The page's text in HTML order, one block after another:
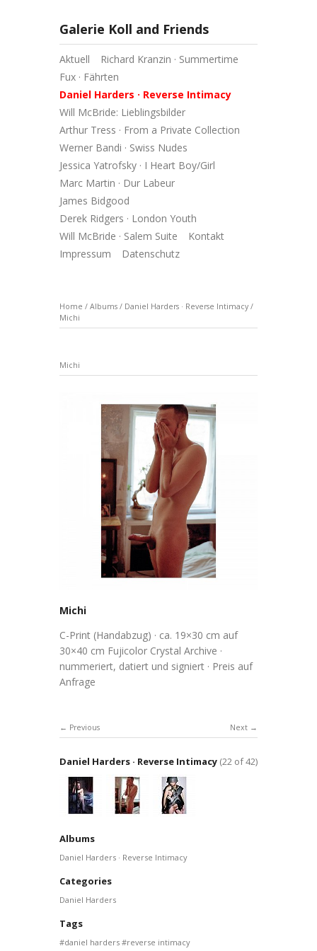
Galerie Koll and Friends
Aktuell
Richard Kranzin · Summertime
Fux · Fährten
Daniel Harders · Reverse Intimacy
Will McBride: Lieblingsbilder
Arthur Tress · From a Private Collection
Werner Bandi · Swiss Nudes
Jessica Yatrofsky · I Heart Boy/Girl
Marc Martin · Dur Labeur
James Bidgood
Derek Ridgers · London Youth
Will McBride · Salem Suite
Kontakt
Impressum
Datenschutz
Home / Albums / Daniel Harders · Reverse Intimacy /
Michi
Michi
Michi
C-Print (Handabzug) · ca. 19×30 cm auf
30×40 cm Fujicolor Crystal Archive ·
nummeriert, datiert und signiert · Preis auf
Anfrage
Next
Previous
Daniel Harders · Reverse Intimacy (22 of 42)
Albums
Daniel Harders · Reverse Intimacy
Categories
Daniel Harders
Tags
daniel harders reverse intimacy